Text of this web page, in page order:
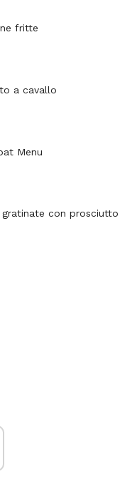
fritte
a cavallo
Menu
con prosciutto